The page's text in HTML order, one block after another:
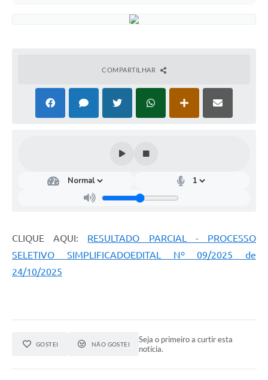
COMPARTILHAR
CLIQUE AQUI: RESULTADO PARCIAL - PROCESSO
SELETIVO SIMPLIFICADOEDITAL Nº 09/2025 de
24/10/2025
GOSTEI NÃO GOSTEI
Seja o primeiro a curtir esta
notícia.